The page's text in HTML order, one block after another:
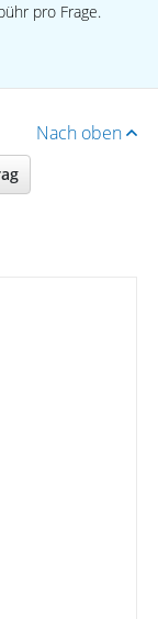
pro Frage.
Nach oben